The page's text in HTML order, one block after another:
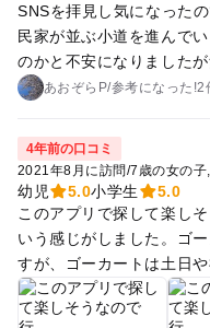
SNSを拝見し気になった
民家が並ぶ小道を進んで
のかと不安になりました
た売店やゴーカートなど
日楽しめれば充分といった
あおぞらP/参考になった!2
4年前の口コミ
2021年8月に訪問/7歳の女の子
幼児 5.0小学生
5.0
このアプリで探して楽し
いう感じがしました。ゴ
すが、ゴーカートは土日
った私達は乗ることはで
芝のソリや、マリオ風な